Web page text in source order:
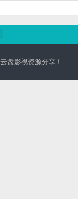
盘影视资源分享！